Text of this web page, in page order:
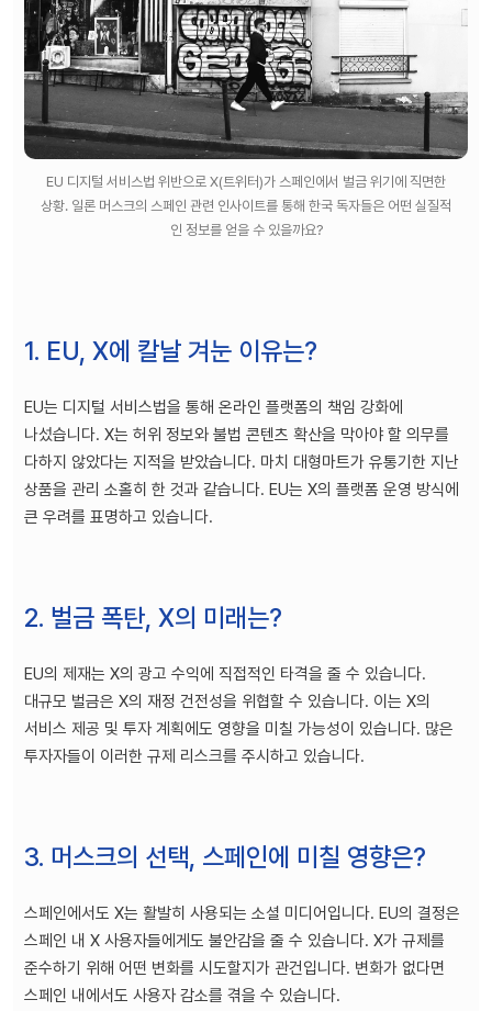
EU 디지털 서비스법 위반으로 X(트위터)가 스페인에서 벌금 위기에 직면한
상황. 일론 머스크의 스페인 관련 인사이트를 통해 한국 독자들은 어떤 실질적
인 정보를 얻을 수 있을까요?
1. EU, X에 칼날 겨눈 이유는?
EU는 디지털 서비스법을 통해 온라인 플랫폼의 책임 강화에
나섰습니다. X는 허위 정보와 불법 콘텐츠 확산을 막아야 할 의무를
다하지 않았다는 지적을 받았습니다. 마치 대형마트가 유통기한 지난
상품을 관리 소홀히 한 것과 같습니다. EU는 X의 플랫폼 운영 방식에
큰 우려를 표명하고 있습니다.
2. 벌금 폭탄, X의 미래는?
EU의 제재는 X의 광고 수익에 직접적인 타격을 줄 수 있습니다.
대규모 벌금은 X의 재정 건전성을 위협할 수 있습니다. 이는 X의
서비스 제공 및 투자 계획에도 영향을 미칠 가능성이 있습니다. 많은
투자자들이 이러한 규제 리스크를 주시하고 있습니다.
3. 머스크의 선택, 스페인에 미칠 영향은?
스페인에서도 X는 활발히 사용되는 소셜 미디어입니다. EU의 결정은
스페인 내 X 사용자들에게도 불안감을 줄 수 있습니다. X가 규제를
준수하기 위해 어떤 변화를 시도할지가 관건입니다. 변화가 없다면
스페인 내에서도 사용자 감소를 겪을 수 있습니다.